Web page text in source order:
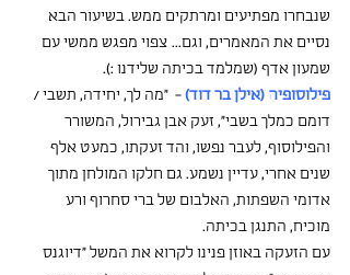
שנבחרו מפתיעים ומרתקים ממש. בשיעור הבא
נסיים את המאמרים, וגם... צפוי מפגש ממשי עם
שמעון אדף (שמלמד בכיתה שלידנו :).
פילוסופיה (אילן בר דוד)-  "מה לך, יחידה, תשבי /
דומם כמלך בשבי", זעק אבן גבירול, המשורר
והפילוסוף, לעבר נפשו, והד זעקתו, כמעט אלף
שנים אחרי, עדיין נשמע. גם חלקו המולחן מתוך
אדומי השפתות, האלבום של ברי סחרוף ורע
מוכיח, התנגן בכיתה.
עם הזעקה באוזן פנינו לקרוא את המשל "דיוגנס